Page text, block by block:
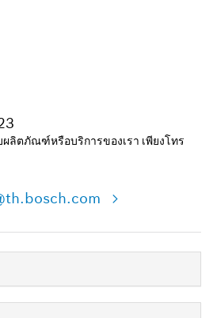
ลิตภัณฑ์หรือบริการของเรา เพียงโทร